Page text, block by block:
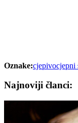
Oznake:cjepivocjepni
Najnoviji članci: